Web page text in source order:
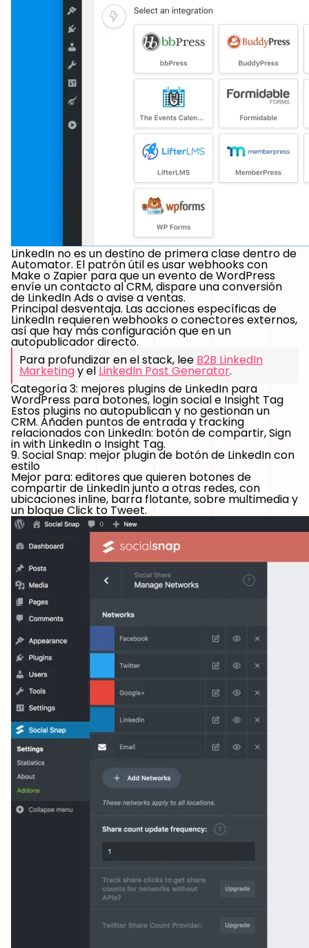
LinkedIn no es un destino de primera clase dentro de
Automator. El patrón útil es usar webhooks con
Make o Zapier para que un evento de WordPress
envíe un contacto al CRM, dispare una conversión
de LinkedIn Ads o avise a ventas.
Principal desventaja. Las acciones específicas de
LinkedIn requieren webhooks o conectores externos,
así que hay más configuración que en un
autopublicador directo.
Para profundizar en el stack, lee B2B LinkedIn
Marketingy el LinkedIn Post Generator.
Categoría 3: mejores plugins de LinkedIn para
WordPress para botones, login social e Insight Tag
Estos plugins no autopublican y no gestionan un
CRM. Añaden puntos de entrada y tracking
relacionados con LinkedIn: botón de compartir, Sign
in with LinkedIn o Insight Tag.
9. Social Snap: mejor plugin de botón de LinkedIn con
estilo
Mejor para: editores que quieren botones de
compartir de LinkedIn junto a otras redes, con
ubicaciones inline, barra flotante, sobre multimedia y
un bloque Click to Tweet.